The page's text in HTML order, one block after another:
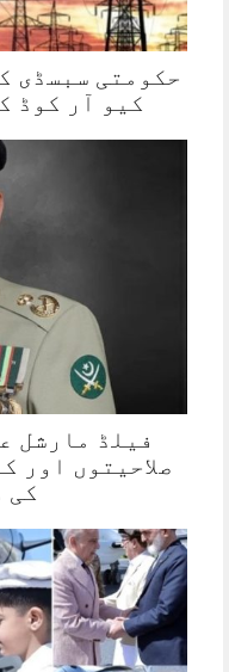
حکومتی سبسڈی
کیو آر کوڈ
فیلڈ مارشل
صلاحیتوں اور
کی